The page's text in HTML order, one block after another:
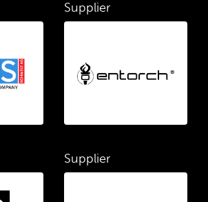
Supplier
Supplier